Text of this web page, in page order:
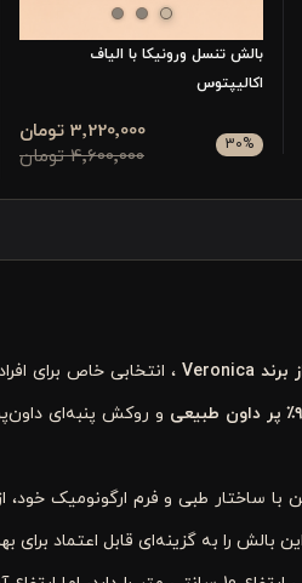
بالش تنسل ورونیکا با الیاف
اکالیپتوس
30% 4٬600٬000 تومان
3٬220٬000 تومان
، انتخابی خاص برای
و روکش پنبه‌ای
با ساختار طبی و فرم ارگونومیک
را به گزینه‌ای قابل اعتماد برای